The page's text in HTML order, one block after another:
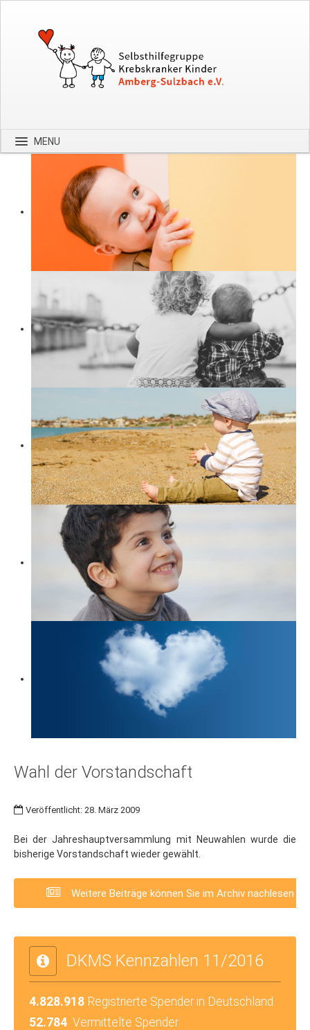
MENU
Spenden
Suchen
Wahl der Vorstandschaft
Veröffentlicht: 28. März 2009
Bei der Jahreshauptversammlung mit Neuwahlen wurde die
bisherige Vorstandschaft wieder gewählt.
Weitere Beiträge können Sie im Archiv nachlesen
DKMS Kennzahlen 11/2016
4.828.918 Registrierte Spender in Deutschland
52.784 Vermittelte Spender